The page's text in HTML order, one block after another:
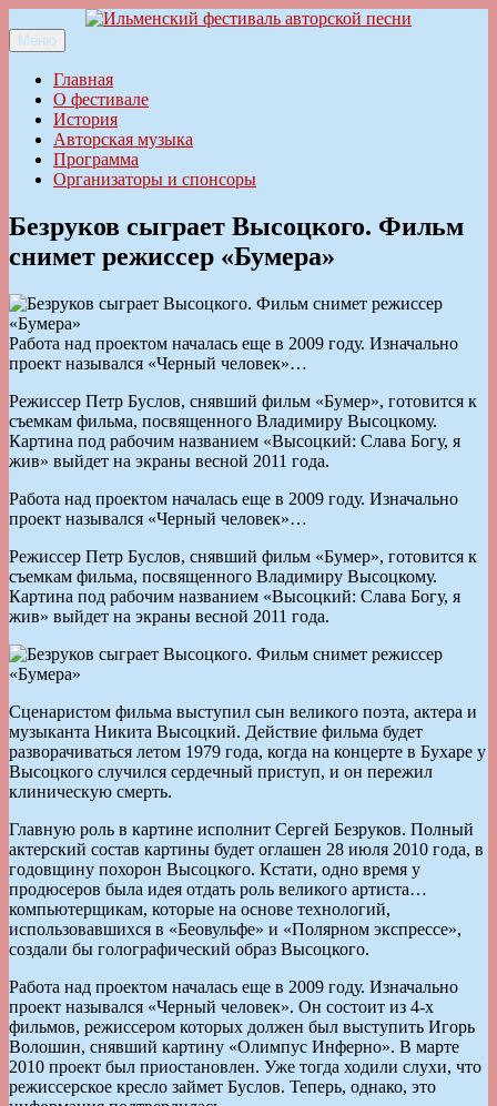
к
содержимому
Ильменский фестиваль авторской песни
Меню
Главная
О фестивале
История
Авторская музыка
Программа
Организаторы и спонсоры
Безруков сыграет Высоцкого. Фильм
снимет режиссер «Бумера»
Работа над проектом началась еще в 2009 году. Изначально
проект назывался «Черный человек»…
Режиссер Петр Буслов, снявший фильм «Бумер», готовится к
съемкам фильма, посвященного Владимиру Высоцкому.
Картина под рабочим названием «Высоцкий: Слава Богу, я
жив» выйдет на экраны весной 2011 года.
Работа над проектом началась еще в 2009 году. Изначально
проект назывался «Черный человек»…
Режиссер Петр Буслов, снявший фильм «Бумер», готовится к
съемкам фильма, посвященного Владимиру Высоцкому.
Картина под рабочим названием «Высоцкий: Слава Богу, я
жив» выйдет на экраны весной 2011 года.
Сценаристом фильма выступил сын великого поэта, актера и
музыканта Никита Высоцкий. Действие фильма будет
разворачиваться летом 1979 года, когда на концерте в Бухаре у
Высоцкого случился сердечный приступ, и он пережил
клиническую смерть.
Главную роль в картине исполнит Сергей Безруков. Полный
актерский состав картины будет оглашен 28 июля 2010 года, в
годовщину похорон Высоцкого. Кстати, одно время у
продюсеров была идея отдать роль великого артиста…
компьютерщикам, которые на основе технологий,
использовавшихся в «Беовульфе» и «Полярном экспрессе»,
создали бы голографический образ Высоцкого.
Работа над проектом началась еще в 2009 году. Изначально
проект назывался «Черный человек». Он состоит из 4-х
фильмов, режиссером которых должен был выступить Игорь
Волошин, снявший картину «Олимпус Инферно». В марте
2010 проект был приостановлен. Уже тогда ходили слухи, что
режиссерское кресло займет Буслов. Теперь, однако, это